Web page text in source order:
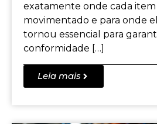
exatamente onde cada
movimentado e para onde
tornou essencial para
conformidade […]
Leia mais